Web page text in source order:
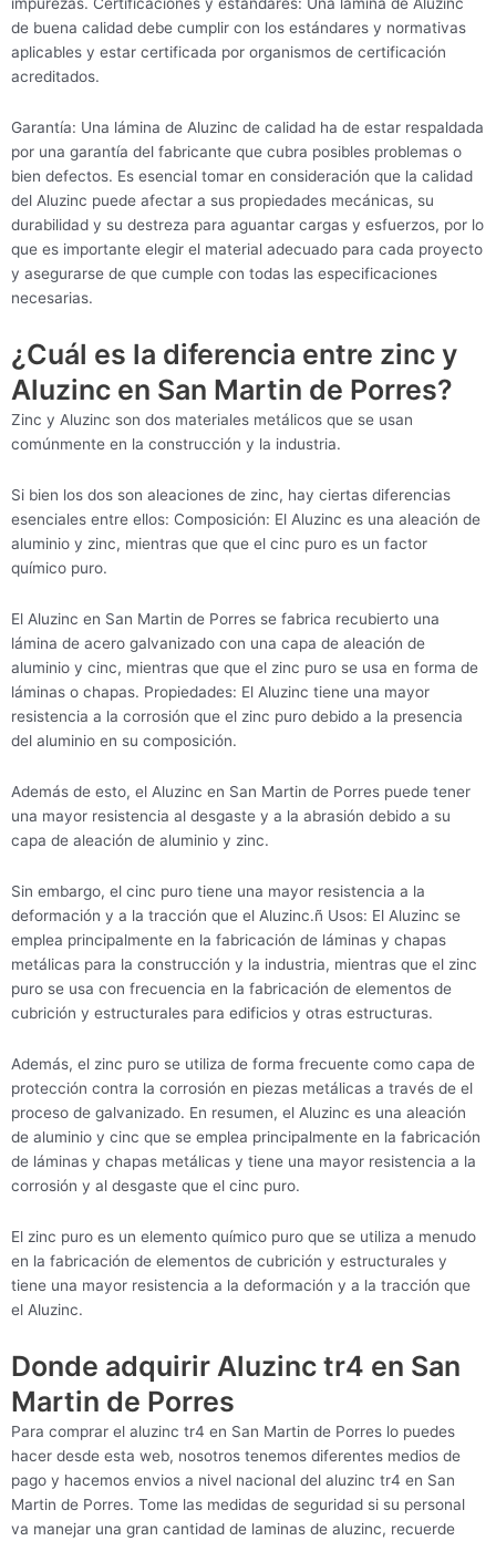
impurezas. Certificaciones y estándares: Una lámina de Aluzinc
de buena calidad debe cumplir con los estándares y normativas
aplicables y estar certificada por organismos de certificación
acreditados.
Garantía: Una lámina de Aluzinc de calidad ha de estar respaldada
por una garantía del fabricante que cubra posibles problemas o
bien defectos. Es esencial tomar en consideración que la calidad
del Aluzinc puede afectar a sus propiedades mecánicas, su
durabilidad y su destreza para aguantar cargas y esfuerzos, por lo
que es importante elegir el material adecuado para cada proyecto
y asegurarse de que cumple con todas las especificaciones
necesarias.
¿Cuál es la diferencia entre zinc y
Aluzinc en San Martin de Porres?
Zinc y Aluzinc son dos materiales metálicos que se usan
comúnmente en la construcción y la industria.
Si bien los dos son aleaciones de zinc, hay ciertas diferencias
esenciales entre ellos: Composición: El Aluzinc es una aleación de
aluminio y zinc, mientras que que el cinc puro es un factor
químico puro.
El Aluzinc en San Martin de Porres se fabrica recubierto una
lámina de acero galvanizado con una capa de aleación de
aluminio y cinc, mientras que que el zinc puro se usa en forma de
láminas o chapas. Propiedades: El Aluzinc tiene una mayor
resistencia a la corrosión que el zinc puro debido a la presencia
del aluminio en su composición.
Además de esto, el Aluzinc en San Martin de Porres puede tener
una mayor resistencia al desgaste y a la abrasión debido a su
capa de aleación de aluminio y zinc.
Sin embargo, el cinc puro tiene una mayor resistencia a la
deformación y a la tracción que el Aluzinc.ñ Usos: El Aluzinc se
emplea principalmente en la fabricación de láminas y chapas
metálicas para la construcción y la industria, mientras que el zinc
puro se usa con frecuencia en la fabricación de elementos de
cubrición y estructurales para edificios y otras estructuras.
Además, el zinc puro se utiliza de forma frecuente como capa de
protección contra la corrosión en piezas metálicas a través de el
proceso de galvanizado. En resumen, el Aluzinc es una aleación
de aluminio y cinc que se emplea principalmente en la fabricación
de láminas y chapas metálicas y tiene una mayor resistencia a la
corrosión y al desgaste que el cinc puro.
El zinc puro es un elemento químico puro que se utiliza a menudo
en la fabricación de elementos de cubrición y estructurales y
tiene una mayor resistencia a la deformación y a la tracción que
el Aluzinc.
Donde adquirir Aluzinc tr4 en San
Martin de Porres
Para comprar el aluzinc tr4 en San Martin de Porres lo puedes
hacer desde esta web, nosotros tenemos diferentes medios de
pago y hacemos envios a nivel nacional del aluzinc tr4 en San
Martin de Porres. Tome las medidas de seguridad si su personal
va manejar una gran cantidad de laminas de aluzinc, recuerde